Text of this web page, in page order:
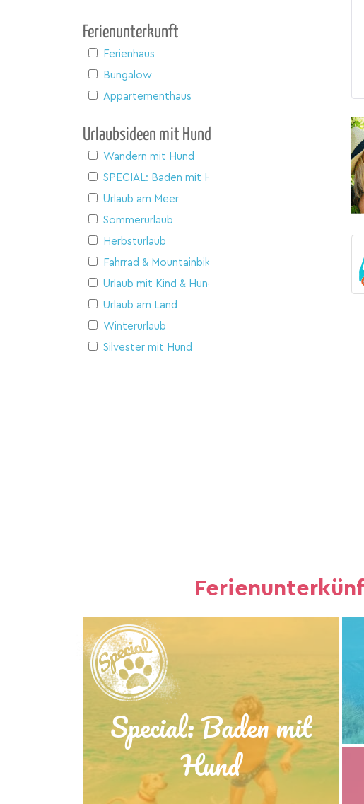
Ferienunterkunft
Ferienhaus
Bungalow
Appartementhaus
Urlaubsideen mit Hund
Wandern mit Hund
SPECIAL: Baden mit Hund
Urlaub am Meer
Sommerurlaub
Herbsturlaub
Fahrrad & Mountainbike
Urlaub mit Kind & Hund
Urlaub am Land
Winterurlaub
Silvester mit Hund
Special: Baden mit
Hund